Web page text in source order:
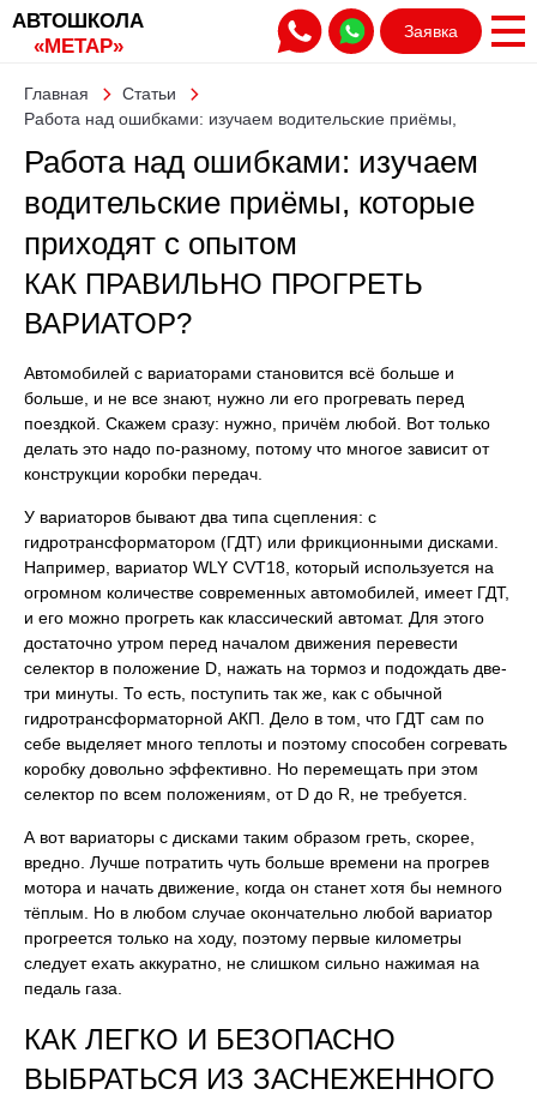
АВТОШКОЛА
«МЕТАР»
Заявка
Главная
Статьи
Работа над ошибками: изучаем водительские приёмы,
Работа над ошибками: изучаем
водительские приёмы, которые
приходят с опытом
КАК ПРАВИЛЬНО ПРОГРЕТЬ
ВАРИАТОР?
Автомобилей с вариаторами становится всё больше и
больше, и не все знают, нужно ли его прогревать перед
поездкой. Скажем сразу: нужно, причём любой. Вот только
делать это надо по-разному, потому что многое зависит от
конструкции коробки передач.
У вариаторов бывают два типа сцепления: с
гидротрансформатором (ГДТ) или фрикционными дисками.
Например, вариатор WLY CVT18, который используется на
огромном количестве современных автомобилей, имеет ГДТ,
и его можно прогреть как классический автомат. Для этого
достаточно утром перед началом движения перевести
селектор в положение D, нажать на тормоз и подождать две-
три минуты. То есть, поступить так же, как с обычной
гидротрансформаторной АКП. Дело в том, что ГДТ сам по
себе выделяет много теплоты и поэтому способен согревать
коробку довольно эффективно. Но перемещать при этом
селектор по всем положениям, от D до R, не требуется.
А вот вариаторы с дисками таким образом греть, скорее,
вредно. Лучше потратить чуть больше времени на прогрев
мотора и начать движение, когда он станет хотя бы немного
тёплым. Но в любом случае окончательно любой вариатор
прогреется только на ходу, поэтому первые километры
следует ехать аккуратно, не слишком сильно нажимая на
педаль газа.
КАК ЛЕГКО И БЕЗОПАСНО
ВЫБРАТЬСЯ ИЗ ЗАСНЕЖЕННОГО